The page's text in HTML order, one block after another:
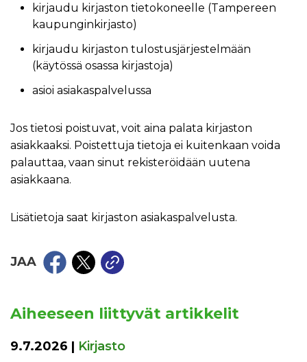
kirjaudu kirjaston tietokoneelle (Tampereen
kaupunginkirjasto)
kirjaudu kirjaston tulostusjärjestelmään
(käytössä osassa kirjastoja)
asioi asiakaspalvelussa
Jos tietosi poistuvat, voit aina palata kirjaston
asiakkaaksi. Poistettuja tietoja ei kuitenkaan voida
palauttaa, vaan sinut rekisteröidään uutena
asiakkaana.
Lisätietoja saat kirjaston asiakaspalvelusta.
JAA
Aiheeseen liittyvät artikkelit
9.7.2026 | Kirjasto